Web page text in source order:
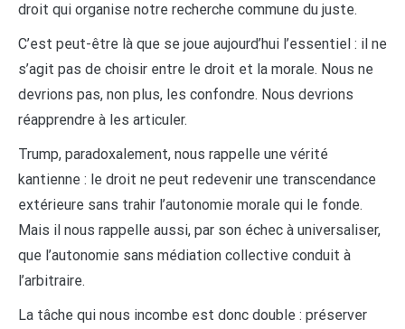
droit qui organise notre recherche commune du juste.
C’est peut-être là que se joue aujourd’hui l’essentiel : il ne
s’agit pas de choisir entre le droit et la morale. Nous ne
devrions pas, non plus, les confondre. Nous devrions
réapprendre à les articuler.
Trump, paradoxalement, nous rappelle une vérité
kantienne : le droit ne peut redevenir une transcendance
extérieure sans trahir l’autonomie morale qui le fonde.
Mais il nous rappelle aussi, par son échec à universaliser,
que l’autonomie sans médiation collective conduit à
l’arbitraire.
La tâche qui nous incombe est donc double : préserver